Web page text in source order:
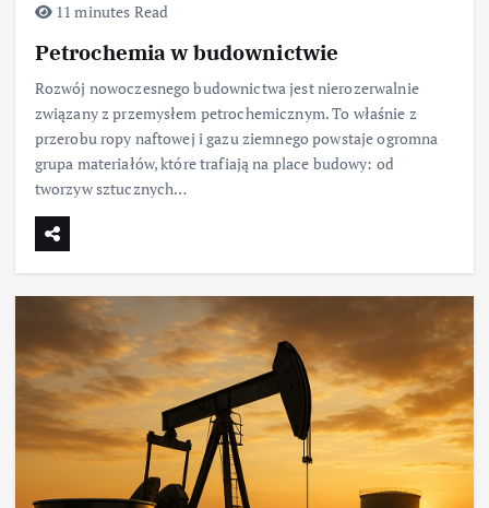
11 minutes Read
Petrochemia w budownictwie
Rozwój nowoczesnego budownictwa jest nierozerwalnie
związany z przemysłem petrochemicznym. To właśnie z
przerobu ropy naftowej i gazu ziemnego powstaje ogromna
grupa materiałów, które trafiają na place budowy: od
tworzyw sztucznych…